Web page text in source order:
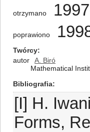
otrzymano
poprawiono
Twórcy
autor
A. Biró
Mathematical
Bibliografia
[I] H.
Forms,